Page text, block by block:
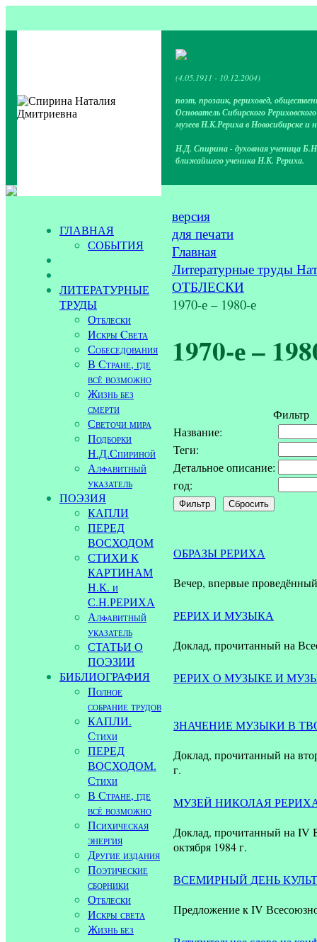
(4.05.1911 - 10.12.2004)
поэт, прозаик, рериховед,
Основатель Сибирского
музеев Н.К.Рериха в Новосибирске и
Н.Д. Спирина - духовная ученица
ближайшего ученика Н.К. Рериха.
ГЛАВНАЯ
СОБЫТИЯ
ЛИТЕРАТУРНЫЕ
ТРУДЫ
Отблески
Искры Cвета
Собеседования
В Стране, где
всё возможно
Жизнь без
смерти
Светочи мира
Подборки
Н.Д.Спириной
Алфавитный
указатель
ПОЭЗИЯ
КАПЛИ
ПЕРЕД
ВОСХОДОМ
СТИХИ К
КАРТИНАМ
Н.К. и
С.Н.РЕРИХА
Алфавитный
указатель
СТАТЬИ О
ПОЭЗИИ
БИБЛИОГРАФИЯ
Полное
собрание трудов
КАПЛИ.
Стихи
ПЕРЕД
ВОСХОДОМ.
Стихи
В Стране, где
всё возможно
Психическая
энергия
Другие издания
Поэтические
сборники
Отблески
Искры света
Жизнь без
версия
для печати
Главная
Литературные труды
ОТБЛЕСКИ
1970-е – 1980-е
1970-е –
Фильтр
Название:
Теги:
Детальное описание:
год:
ОБРАЗЫ РЕРИХА
Вечер, впервые
РЕРИХ И МУЗЫКА
Доклад, прочитанный на
РЕРИХ О МУЗЫКЕ И
ЗНАЧЕНИЕ МУЗЫКИ В
Доклад, прочитанный на
г.
МУЗЕЙ НИКОЛАЯ
Доклад, прочитанный на IV
октября 1984 г.
ВСЕМИРНЫЙ ДЕНЬ
Предложение к IV